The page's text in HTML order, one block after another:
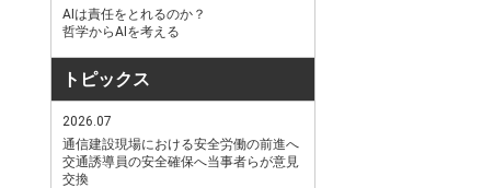
AIは責任をとれるのか？
哲学からAIを考える
トピックス
2026.07
通信建設現場における安全労働の前進へ
交通誘導員の安全確保へ当事者らが意見
交換